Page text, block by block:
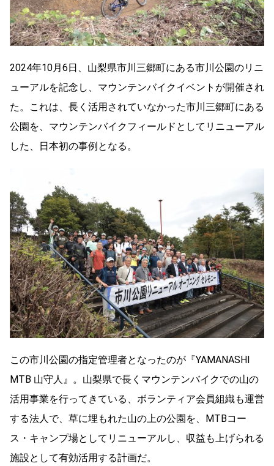
2024年10月6日、山梨県市川三郷町にある市川公園のリニ
ューアルを記念し、マウンテンバイクイベントが開催され
た。これは、長く活用されていなかった市川三郷町にある
公園を、マウンテンバイクフィールドとしてリニューアル
した、日本初の事例となる。
この市川公園の指定管理者となったのが『YAMANASHI
MTB 山守人』。山梨県で長くマウンテンバイクでの山の
活用事業を行ってきている、ボランティア会員組織も運営
する法人で、草に埋もれた山の上の公園を、MTBコー
ス・キャンプ場としてリニューアルし、収益も上げられる
施設として有効活用する計画だ。